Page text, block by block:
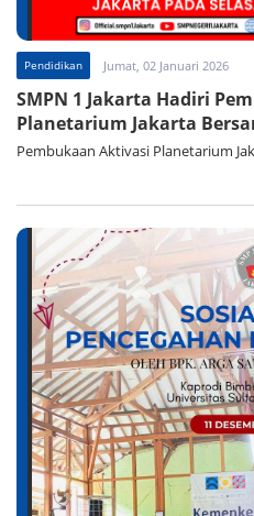
Pendidikan Jumat, 02 Januari 2026
SMPN 1 Jakarta Hadiri
Planetarium Jakarta
Pembukaan Aktivasi Planetarium